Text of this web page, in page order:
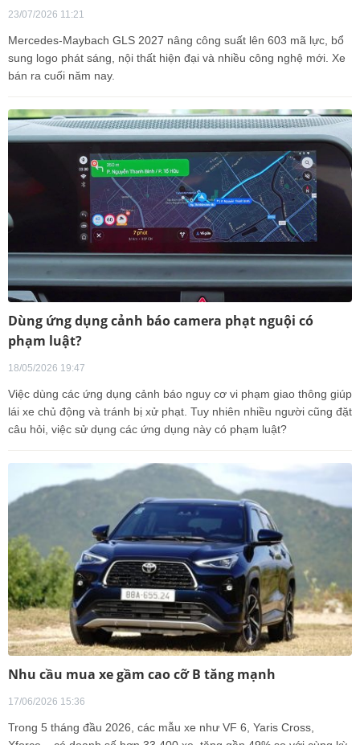
23/07/2026 11:21
Mercedes-Maybach GLS 2027 nâng công suất lên 603 mã lực, bổ
sung logo phát sáng, nội thất hiện đại và nhiều công nghệ mới. Xe
bán ra cuối năm nay.
Dùng ứng dụng cảnh báo camera phạt nguội có
phạm luật?
18/05/2026 19:47
Việc dùng các ứng dụng cảnh báo nguy cơ vi phạm giao thông giúp
lái xe chủ động và tránh bị xử phạt. Tuy nhiên nhiều người cũng đặt
câu hỏi, việc sử dụng các ứng dụng này có phạm luật?
Nhu cầu mua xe gầm cao cỡ B tăng mạnh
17/06/2026 15:36
Trong 5 tháng đầu 2026, các mẫu xe như VF 6, Yaris Cross,